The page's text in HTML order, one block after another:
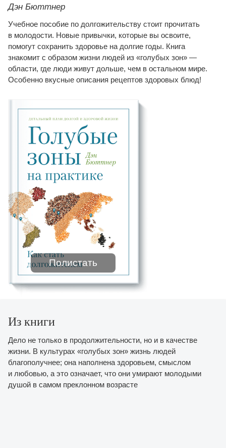
Дэн Бюттнер
Учебное пособие по долгожительству стоит прочитать
в молодости. Новые привычки, которые вы освоите,
помогут сохранить здоровье на долгие годы. Книга
знакомит с образом жизни людей из «голубых зон» —
области, где люди живут дольше, чем в остальном мире.
Особенно вкусные описания рецептов здоровых блюд!
Полистать
Из книги
Дело не только в продолжительности, но и в качестве
жизни. В культурах «голубых зон» жизнь людей
благополучнее; она наполнена здоровьем, смыслом
и любовью, а это означает, что они умирают молодыми
душой в самом преклонном возрасте